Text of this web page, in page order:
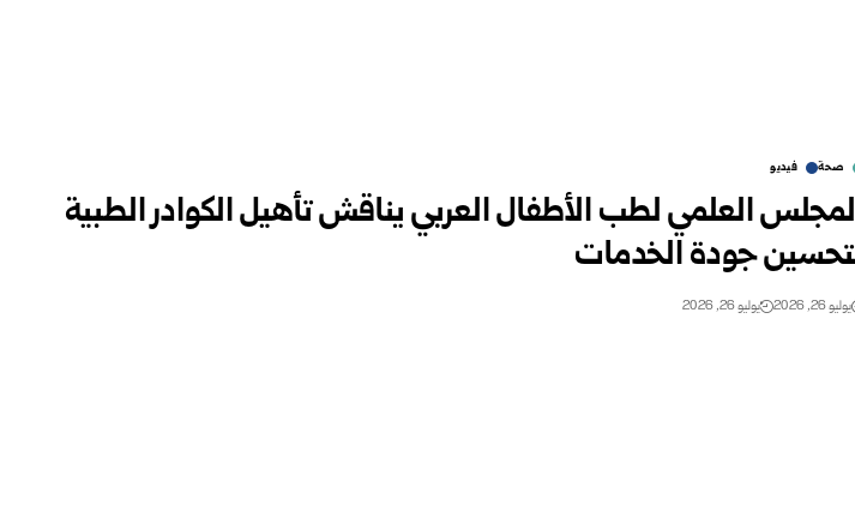
صحة فيديو
العلمي لطب الأطفال العربي يناقش تأهيل الكوادر الطبية
جودة الخدمات
يوليو 26, 2026 يوليو 26, 2026